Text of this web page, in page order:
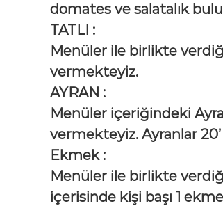
domates ve salatalık
TATLI :
Menüler ile birlikte
vermekteyiz.
AYRAN :
Menüler içeriğindeki
vermekteyiz. Ayranlar
Ekmek :
Menüler ile birlikte
içerisinde kişi başı 1